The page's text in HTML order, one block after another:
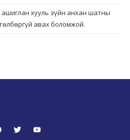
ашиглан хууль зүйн анхан шатны
авах боломжой.